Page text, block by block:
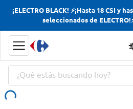
¡ELECTRO BLACK! ⚡¡Hasta 18 CSI y
seleccionados de
¿Qué estás buscando hoy?
Términos más
Términos más
Yerba
Cerveza
Doves
Papas Fritas